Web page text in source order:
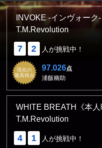
INVOKE -インヴォーク
T.M.Revolution
7 2 人が挑戦中！
現在の
最高得点
97.026点
浦飯幽助
WHITE BREATH《本人
T.M.Revolution
4 1 人が挑戦中！